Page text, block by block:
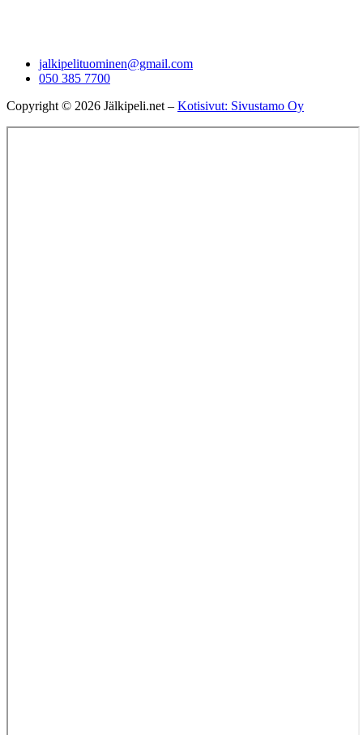
jalkipelituominen@gmail.com
050 385 7700
Copyright © 2026 Jälkipeli.net – Kotisivut: Sivustamo Oy